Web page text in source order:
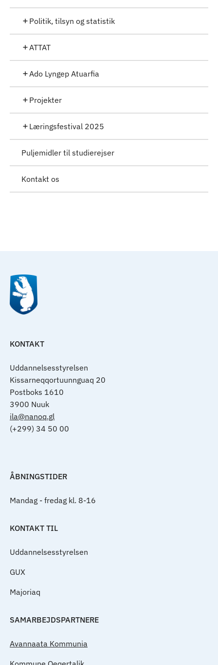
Politik, tilsyn og statistik
ATTAT
Ado Lyngep Atuarfia
Projekter
Læringsfestival 2025
Puljemidler til studierejser
Kontakt os
KONTAKT
Uddannelsesstyrelsen
Kissarneqqortuunnguaq 20
Postboks 1610
3900 Nuuk
ila@nanoq.gl
(+299) 34 50 00
ÅBNINGSTIDER
Mandag - fredag kl. 8-16
KONTAKT TIL
Uddannelsesstyrelsen
GUX
Majoriaq
SAMARBEJDSPARTNERE
Avannaata Kommunia